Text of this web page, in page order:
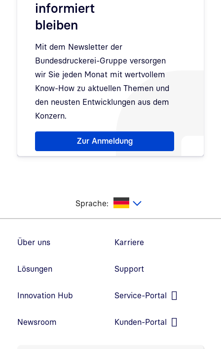
informiert
bleiben
Mit dem Newsletter der
Bundesdruckerei-Gruppe versorgen
wir Sie jeden Monat mit wertvollem
Know-How zu aktuellen Themen und
den neusten Entwicklungen aus dem
Konzern.
Hinweis: Dialog zur Newsletter-Anmeldung wurde
Zur Anmeldung
Sprache:
Über uns
Lösungen
Innovation Hub
Newsroom
Karriere
Support
Service-Portal
Kunden-Portal